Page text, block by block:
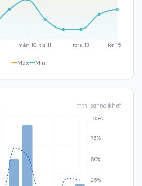
mån 10 tis 11 tors 13 lör 15
Max Min
mm · sannolikhet
25%
50%
75%
100%